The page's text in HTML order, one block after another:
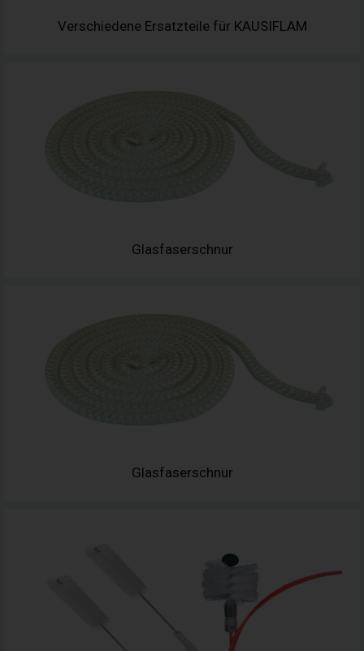
Verschiedene Ersatzteile für KAUSIFLAM
Glasfaserschnur
Glasfaserschnur